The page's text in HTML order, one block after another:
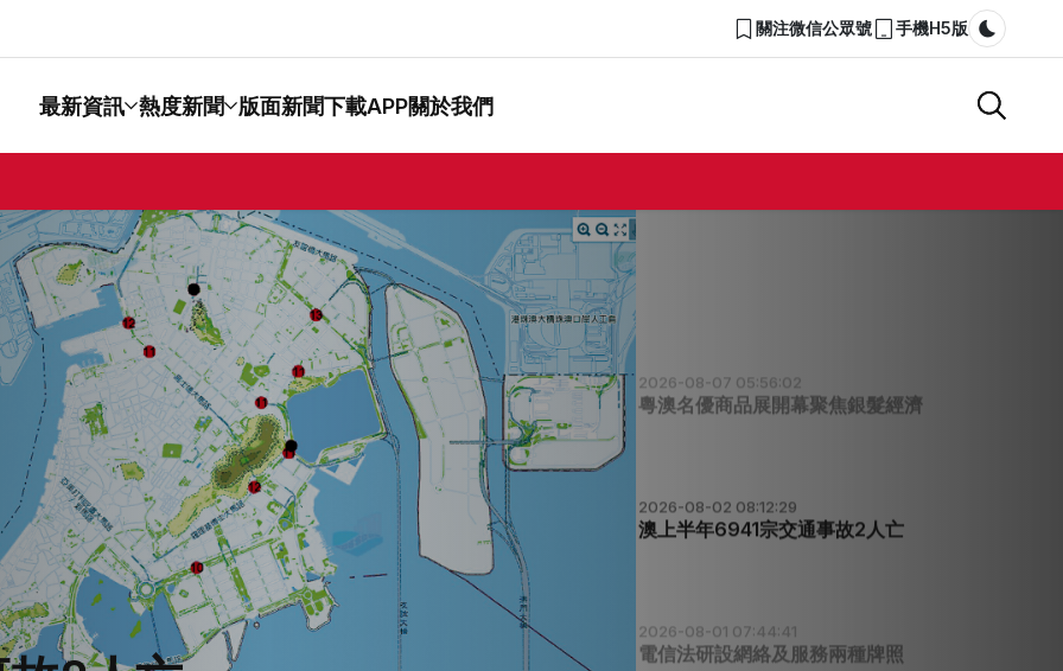
關注微信公眾號 手機H5版
Dark
最新資訊 熱度新聞 版面新聞下載APP關於我們
澳琴須攻堅無感通關軌道硬聯通
2026-08-07 05:56:02
粵澳名優商品展開幕聚焦銀髮經濟
2026-08-02 08:12:29
澳上半年6941宗交通事故2人亡
2026-08-01 07:44:41
電信法研設網絡及服務兩種牌照